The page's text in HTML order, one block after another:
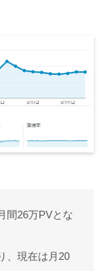
間26万PVとな
、現在は月20